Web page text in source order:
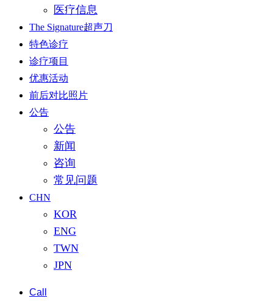
医疗信息
The Signature超声刀
特色诊疗
诊疗项目
优惠活动
前后对比照片
公告
公告
新闻
咨询
常见问题
CHN
KOR
ENG
TWN
JPN
Call